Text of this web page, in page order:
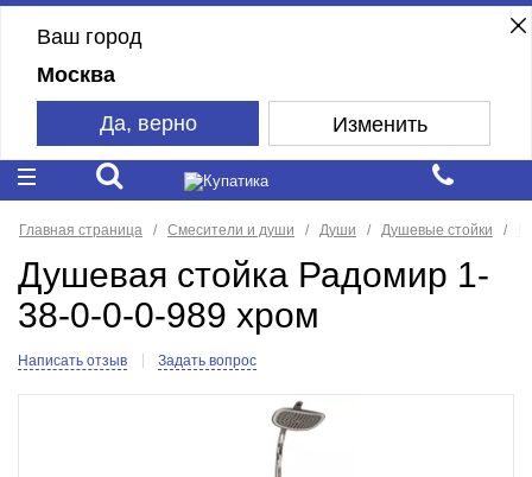
Ваш город
Москва
Да, верно Изменить
Главная страница Смесители и души Души Душевые стойки
Душевая стойка Радомир 1-
38-0-0-0-989 хром
Написать отзыв Задать вопрос